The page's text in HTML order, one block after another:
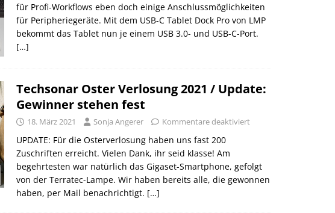
für Profi-Workflows eben doch einige Anschlussmöglichkeiten
für Peripheriegeräte. Mit dem USB-C Tablet Dock Pro von LMP
bekommt das Tablet nun je einem USB 3.0- und USB-C-Port.
[…]
Techsonar Oster Verlosung 2021 / Update:
Gewinner stehen fest
18. März 2021 Sonja Angerer Kommentare deaktiviert
UPDATE: Für die Osterverlosung haben uns fast 200
Zuschriften erreicht. Vielen Dank, ihr seid klasse! Am
begehrtesten war natürlich das Gigaset-Smartphone, gefolgt
von der Terratec-Lampe. Wir haben bereits alle, die gewonnen
haben, per Mail benachrichtigt. […]